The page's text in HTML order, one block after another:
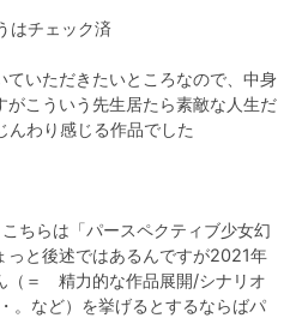
はチェック済
ていただきたいところなので、中身
がこういう先生居たら素敵な人生だ
んわり感じる作品でした
ちらは「パースペクティブ少女幻
っと後述ではあるんですが2021年
（＝　精力的な作品展開/シナリオ
。など）を挙げるとするならばパ